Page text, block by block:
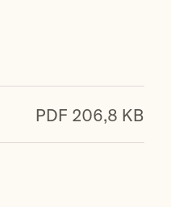
PDF 206,8 KB